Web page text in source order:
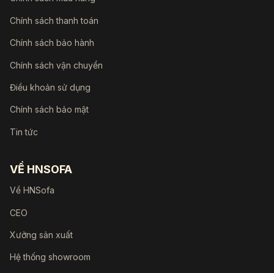
Chính sách thanh toán
Chính sách bảo hành
Chính sách vận chuyển
Điều khoản sử dụng
Chính sách bảo mật
Tin tức
VỀ HNSOFA
Về HNSofa
CEO
Xưởng sản xuất
Hệ thống showroom